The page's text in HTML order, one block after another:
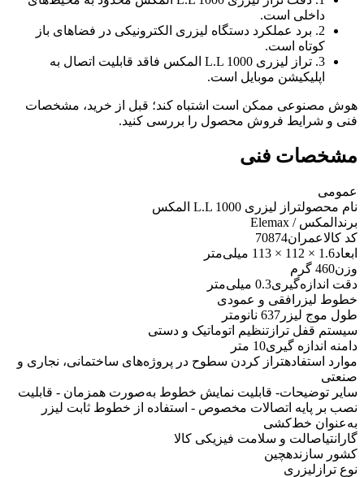
داخلی است.
2. برد عملکرد دستگاه لیزری الکترونیکی در فضاهای باز
کوتاه است.
3. تراز لیزری L.L 1000 المکس فاقد قابلیت اتصال به
اپلیکیشن موبایل است.
هوش مصنوعی ممکن است اشتباه کند؛ قبل از خرید، مشخصات
فنی و شرایط فروش محصول را بررسی کنید.
مشخصات فنی
عمومی
نام محصولتراز لیزری L.L 1000 المکس
برند المکس / Elemax
کد کالاعمران70874
ابعاد1.6 × 112 × 113 میلی‌متر
وزن460 گرم
دقت اندازه‌گیری0.3 میلی‌متر
خطوط لیزر افقی و عمودی
طول موج لیزر 637 نانومتر
سیستم قفل تراز تنظیم اتوماتیک و دستی
دامنه اندازه گیری10 متر
موارد استفادهتراز کردن سطوح در پروژه‌های ساختمانی، نجاری و
صنعتی
سایر توضیحات- قابلیت نمایش خطوط به‌صورت همزمان - قابلیت
نصب بر پایه اتصالات مخصوص - استفاده از خطوط ثابت لیزر
به‌عنوان خط‌کشی
گارانتیاصالت و سلامت فیزیکی کالا
کشور سازندهچین
نوع تراز لیزری